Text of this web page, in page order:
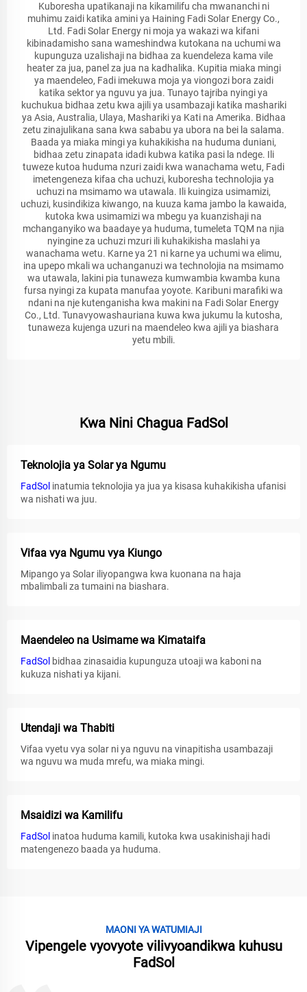
Kuboresha upatikanaji na kikamilifu cha mwananchi ni
muhimu zaidi katika amini ya Haining Fadi Solar Energy Co.,
Ltd. Fadi Solar Energy ni moja ya wakazi wa kifani
kibinadamisho sana wameshindwa kutokana na uchumi wa
kupunguza uzalishaji na bidhaa za kuendeleza kama vile
heater za jua, panel za jua na kadhalika. Kupitia miaka mingi
ya maendeleo, Fadi imekuwa moja ya viongozi bora zaidi
katika sektor ya nguvu ya jua. Tunayo tajriba nyingi ya
kuchukua bidhaa zetu kwa ajili ya usambazaji katika mashariki
ya Asia, Australia, Ulaya, Mashariki ya Kati na Amerika. Bidhaa
zetu zinajulikana sana kwa sababu ya ubora na bei la salama.
Baada ya miaka mingi ya kuhakikisha na huduma duniani,
bidhaa zetu zinapata idadi kubwa katika pasi la ndege. Ili
tuweze kutoa huduma nzuri zaidi kwa wanachama wetu, Fadi
imetengeneza kifaa cha uchuzi, kuboresha technolojia ya
uchuzi na msimamo wa utawala. Ili kuingiza usimamizi,
uchuzi, kusindikiza kiwango, na kuuza kama jambo la kawaida,
kutoka kwa usimamizi wa mbegu ya kuanzishaji na
mchanganyiko wa baadaye ya huduma, tumeleta TQM na njia
nyingine za uchuzi mzuri ili kuhakikisha maslahi ya
wanachama wetu. Karne ya 21 ni karne ya uchumi wa elimu,
ina upepo mkali wa uchanganuzi wa technolojia na msimamo
wa utawala, lakini pia tunaweza kumwambia kwamba kuna
fursa nyingi za kupata manufaa yoyote. Karibuni marafiki wa
ndani na nje kutenganisha kwa makini na Fadi Solar Energy
Co., Ltd. Tunavyowashauriana kuwa kwa jukumu la kutosha,
tunaweza kujenga uzuri na maendeleo kwa ajili ya biashara
yetu mbili.
Kwa Nini Chagua FadSol
Teknolojia ya Solar ya Ngumu
FadSol inatumia teknolojia ya jua ya kisasa kuhakikisha ufanisi
wa nishati wa juu.
Vifaa vya Ngumu vya Kiungo
Mipango ya Solar iliyopangwa kwa kuonana na haja
mbalimbali za tumaini na biashara.
Maendeleo na Usimame wa Kimataifa
FadSol bidhaa zinasaidia kupunguza utoaji wa kaboni na
kukuza nishati ya kijani.
Utendaji wa Thabiti
Vifaa vyetu vya solar ni ya nguvu na vinapitisha usambazaji
wa nguvu wa muda mrefu, wa miaka mingi.
Msaidizi wa Kamilifu
FadSol inatoa huduma kamili, kutoka kwa usakinishaji hadi
matengenezo baada ya huduma.
MAONI YA WATUMIAJI
Vipengele vyovyote vilivyoandikwa kuhusu
FadSol